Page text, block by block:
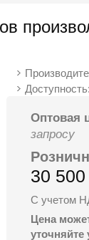
Оптовая
запросу
30
С учетом
Цена